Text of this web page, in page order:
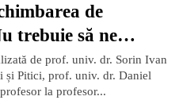
de
trebuie să ne
de prof. univ. dr. Sorin Ivan
și Pitici, prof. univ. dr. Daniel
la profesor...